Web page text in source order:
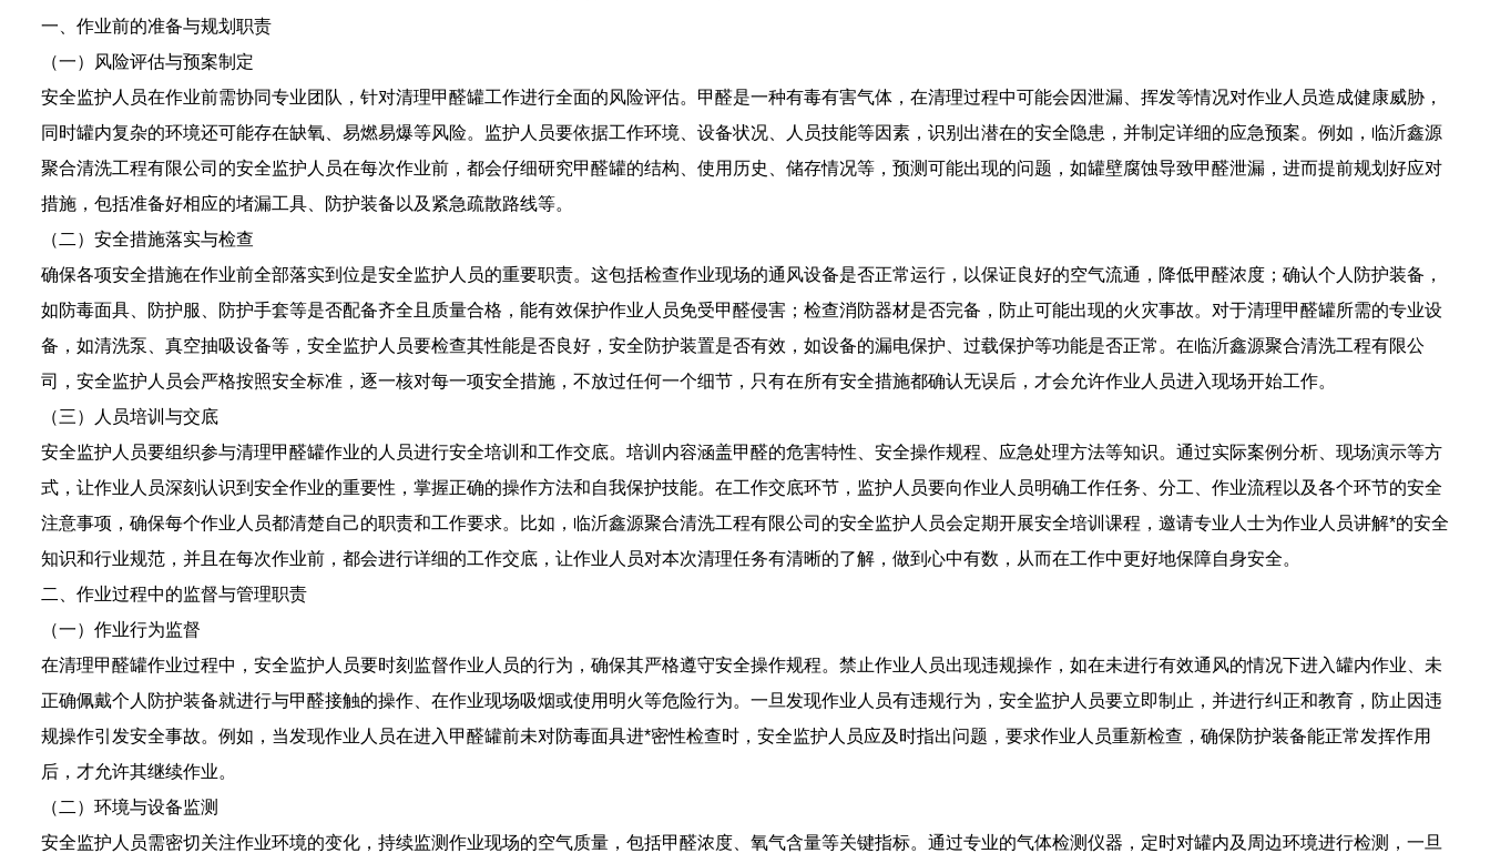
一、作业前的准备与规划职责
（一）风险评估与预案制定
安全监护人员在作业前需协同专业团队，针对清理甲醛罐工作进行全面的风险评估。甲醛是一种有毒有害气体，在清理过程中可能会因泄漏、挥发等情况对作业人员造成健康威胁，
同时罐内复杂的环境还可能存在缺氧、易燃易爆等风险。监护人员要依据工作环境、设备状况、人员技能等因素，识别出潜在的安全隐患，并制定详细的应急预案。例如，临沂鑫源
聚合清洗工程有限公司的安全监护人员在每次作业前，都会仔细研究甲醛罐的结构、使用历史、储存情况等，预测可能出现的问题，如罐壁腐蚀导致甲醛泄漏，进而提前规划好应对
措施，包括准备好相应的堵漏工具、防护装备以及紧急疏散路线等。
（二）安全措施落实与检查
确保各项安全措施在作业前全部落实到位是安全监护人员的重要职责。这包括检查作业现场的通风设备是否正常运行，以保证良好的空气流通，降低甲醛浓度；确认个人防护装备，
如防毒面具、防护服、防护手套等是否配备齐全且质量合格，能有效保护作业人员免受甲醛侵害；检查消防器材是否完备，防止可能出现的火灾事故。对于清理甲醛罐所需的专业设
备，如清洗泵、真空抽吸设备等，安全监护人员要检查其性能是否良好，安全防护装置是否有效，如设备的漏电保护、过载保护等功能是否正常。在临沂鑫源聚合清洗工程有限公
司，安全监护人员会严格按照安全标准，逐一核对每一项安全措施，不放过任何一个细节，只有在所有安全措施都确认无误后，才会允许作业人员进入现场开始工作。
（三）人员培训与交底
安全监护人员要组织参与清理甲醛罐作业的人员进行安全培训和工作交底。培训内容涵盖甲醛的危害特性、安全操作规程、应急处理方法等知识。通过实际案例分析、现场演示等方
式，让作业人员深刻认识到安全作业的重要性，掌握正确的操作方法和自我保护技能。在工作交底环节，监护人员要向作业人员明确工作任务、分工、作业流程以及各个环节的安全
注意事项，确保每个作业人员都清楚自己的职责和工作要求。比如，临沂鑫源聚合清洗工程有限公司的安全监护人员会定期开展安全培训课程，邀请专业人士为作业人员讲解*的安全
知识和行业规范，并且在每次作业前，都会进行详细的工作交底，让作业人员对本次清理任务有清晰的了解，做到心中有数，从而在工作中更好地保障自身安全。
二、作业过程中的监督与管理职责
（一）作业行为监督
在清理甲醛罐作业过程中，安全监护人员要时刻监督作业人员的行为，确保其严格遵守安全操作规程。禁止作业人员出现违规操作，如在未进行有效通风的情况下进入罐内作业、未
正确佩戴个人防护装备就进行与甲醛接触的操作、在作业现场吸烟或使用明火等危险行为。一旦发现作业人员有违规行为，安全监护人员要立即制止，并进行纠正和教育，防止因违
规操作引发安全事故。例如，当发现作业人员在进入甲醛罐前未对防毒面具进*密性检查时，安全监护人员应及时指出问题，要求作业人员重新检查，确保防护装备能正常发挥作用
后，才允许其继续作业。
（二）环境与设备监测
安全监护人员需密切关注作业环境的变化，持续监测作业现场的空气质量，包括甲醛浓度、氧气含量等关键指标。通过专业的气体检测仪器，定时对罐内及周边环境进行检测，一旦